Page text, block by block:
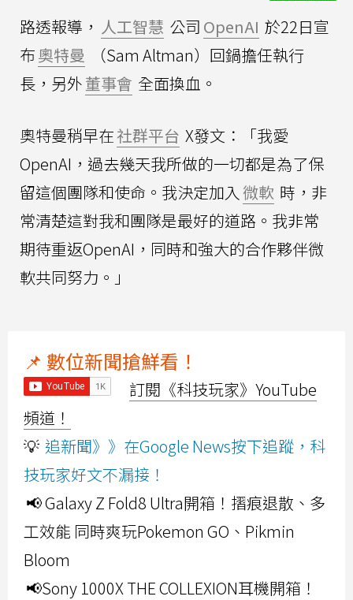
路透報導， 人工智慧 公司 OpenAI 於22日宣
布奧特曼
（Sam Altman）回鍋擔任執行
長，另外董事會 全面換血。
奧特曼稍早在社群平台 X發文：「我愛
OpenAI，過去幾天我所做的一切都是為了保
留這個團隊和使命。我決定加入 微軟 時，非
常清楚這對我和團隊是最好的道路。我非常
期待重返OpenAI，同時和強大的合作夥伴微
軟共同努力。」
📌 數位新聞搶鮮看！
訂閱《科技玩家》YouTube
頻道！
💡 追新聞》》在Google News按下追蹤，科
技玩家好文不漏接！
📢 Galaxy Z Fold8 Ultra開箱！摺痕退散、多
工效能 同時爽玩Pokemon GO、Pikmin
Bloom
📢Sony 1000X THE COLLEXION耳機開箱！